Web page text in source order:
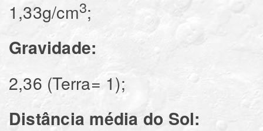
1,33g/cm3;
Gravidade:
2,36 (Terra= 1);
Distância média do Sol: